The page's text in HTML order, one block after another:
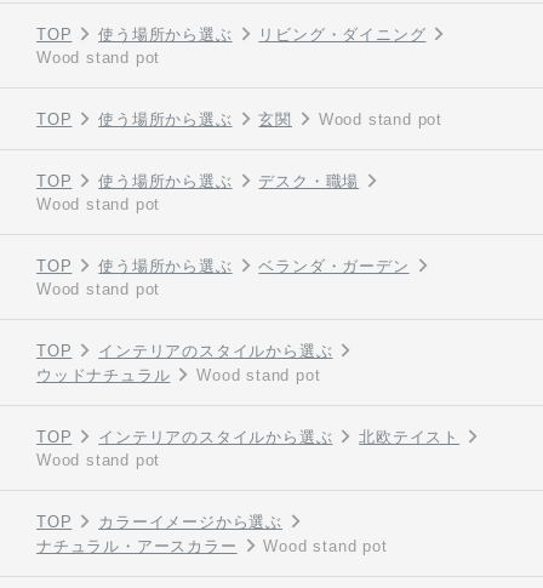
TOP 使う場所から選ぶ
リビング・ダイニング
Wood stand pot
TOP 使う場所から選ぶ 玄関 Wood stand pot
TOP 使う場所から選ぶ
デスク・職場
Wood stand pot
TOP 使う場所から選ぶ
ベランダ・ガーデン
Wood stand pot
TOP
インテリアのスタイルから選ぶ
ウッドナチュラル
Wood stand pot
TOP インテリアのスタイルから選ぶ
北欧テイスト
Wood stand pot
TOP
カラーイメージから選ぶ
ナチュラル・アースカラー
Wood stand pot